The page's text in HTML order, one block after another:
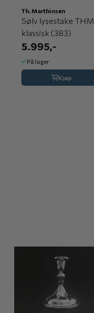
Th. Marthinsen
Sølv lysestake THM
klassisk (383)
5.995,-
På lager
Kjøp